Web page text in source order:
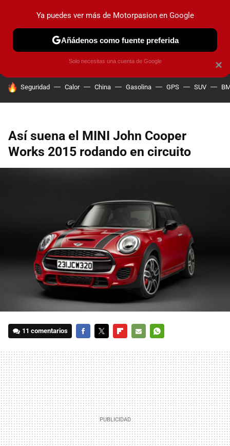
PRUEBAS COCHES ELÉCTRICOS OBSERVATORIO
HOY SE HABLA DE
Seguridad Calor China Gasolina GPS SUV
Así suena el MINI John Cooper
Works 2015 rodando en circuito
11 comentarios
MAIL
×
Ya puedes ver más de Motorpasion en Google
Añádenos como fuente preferida
Solo necesitas una cuenta de Google